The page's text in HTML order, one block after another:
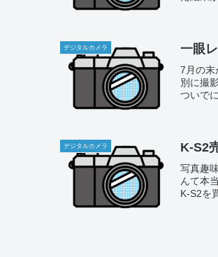
デジタルカメラ 一眼
7月の末
別に撮
ついで
デジタルカメラ K-S2
写真趣
んて本
K-S2を